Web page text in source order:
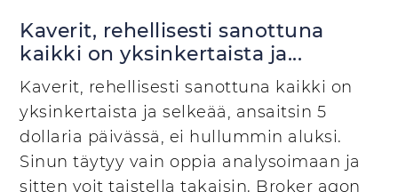
Kaverit, rehellisesti sanottuna
kaikki on yksinkertaista ja...
Kaverit, rehellisesti sanottuna kaikki on
yksinkertaista ja selkeää, ansaitsin 5
dollaria päivässä, ei hullummin aluksi.
Sinun täytyy vain oppia analysoimaan ja
sitten voit taistella takaisin. Broker agon